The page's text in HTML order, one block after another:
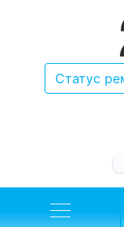
Статус